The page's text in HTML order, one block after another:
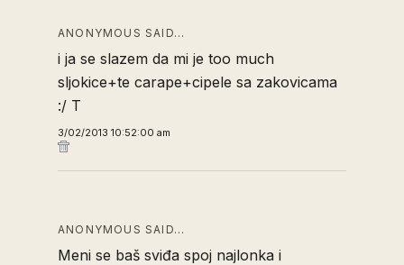
ANONYMOUS SAID…
i ja se slazem da mi je too much
sljokice+te carape+cipele sa zakovicama
:/ T
3/02/2013 10:52:00 am
ANONYMOUS SAID…
Meni se baš sviđa spoj najlonka i